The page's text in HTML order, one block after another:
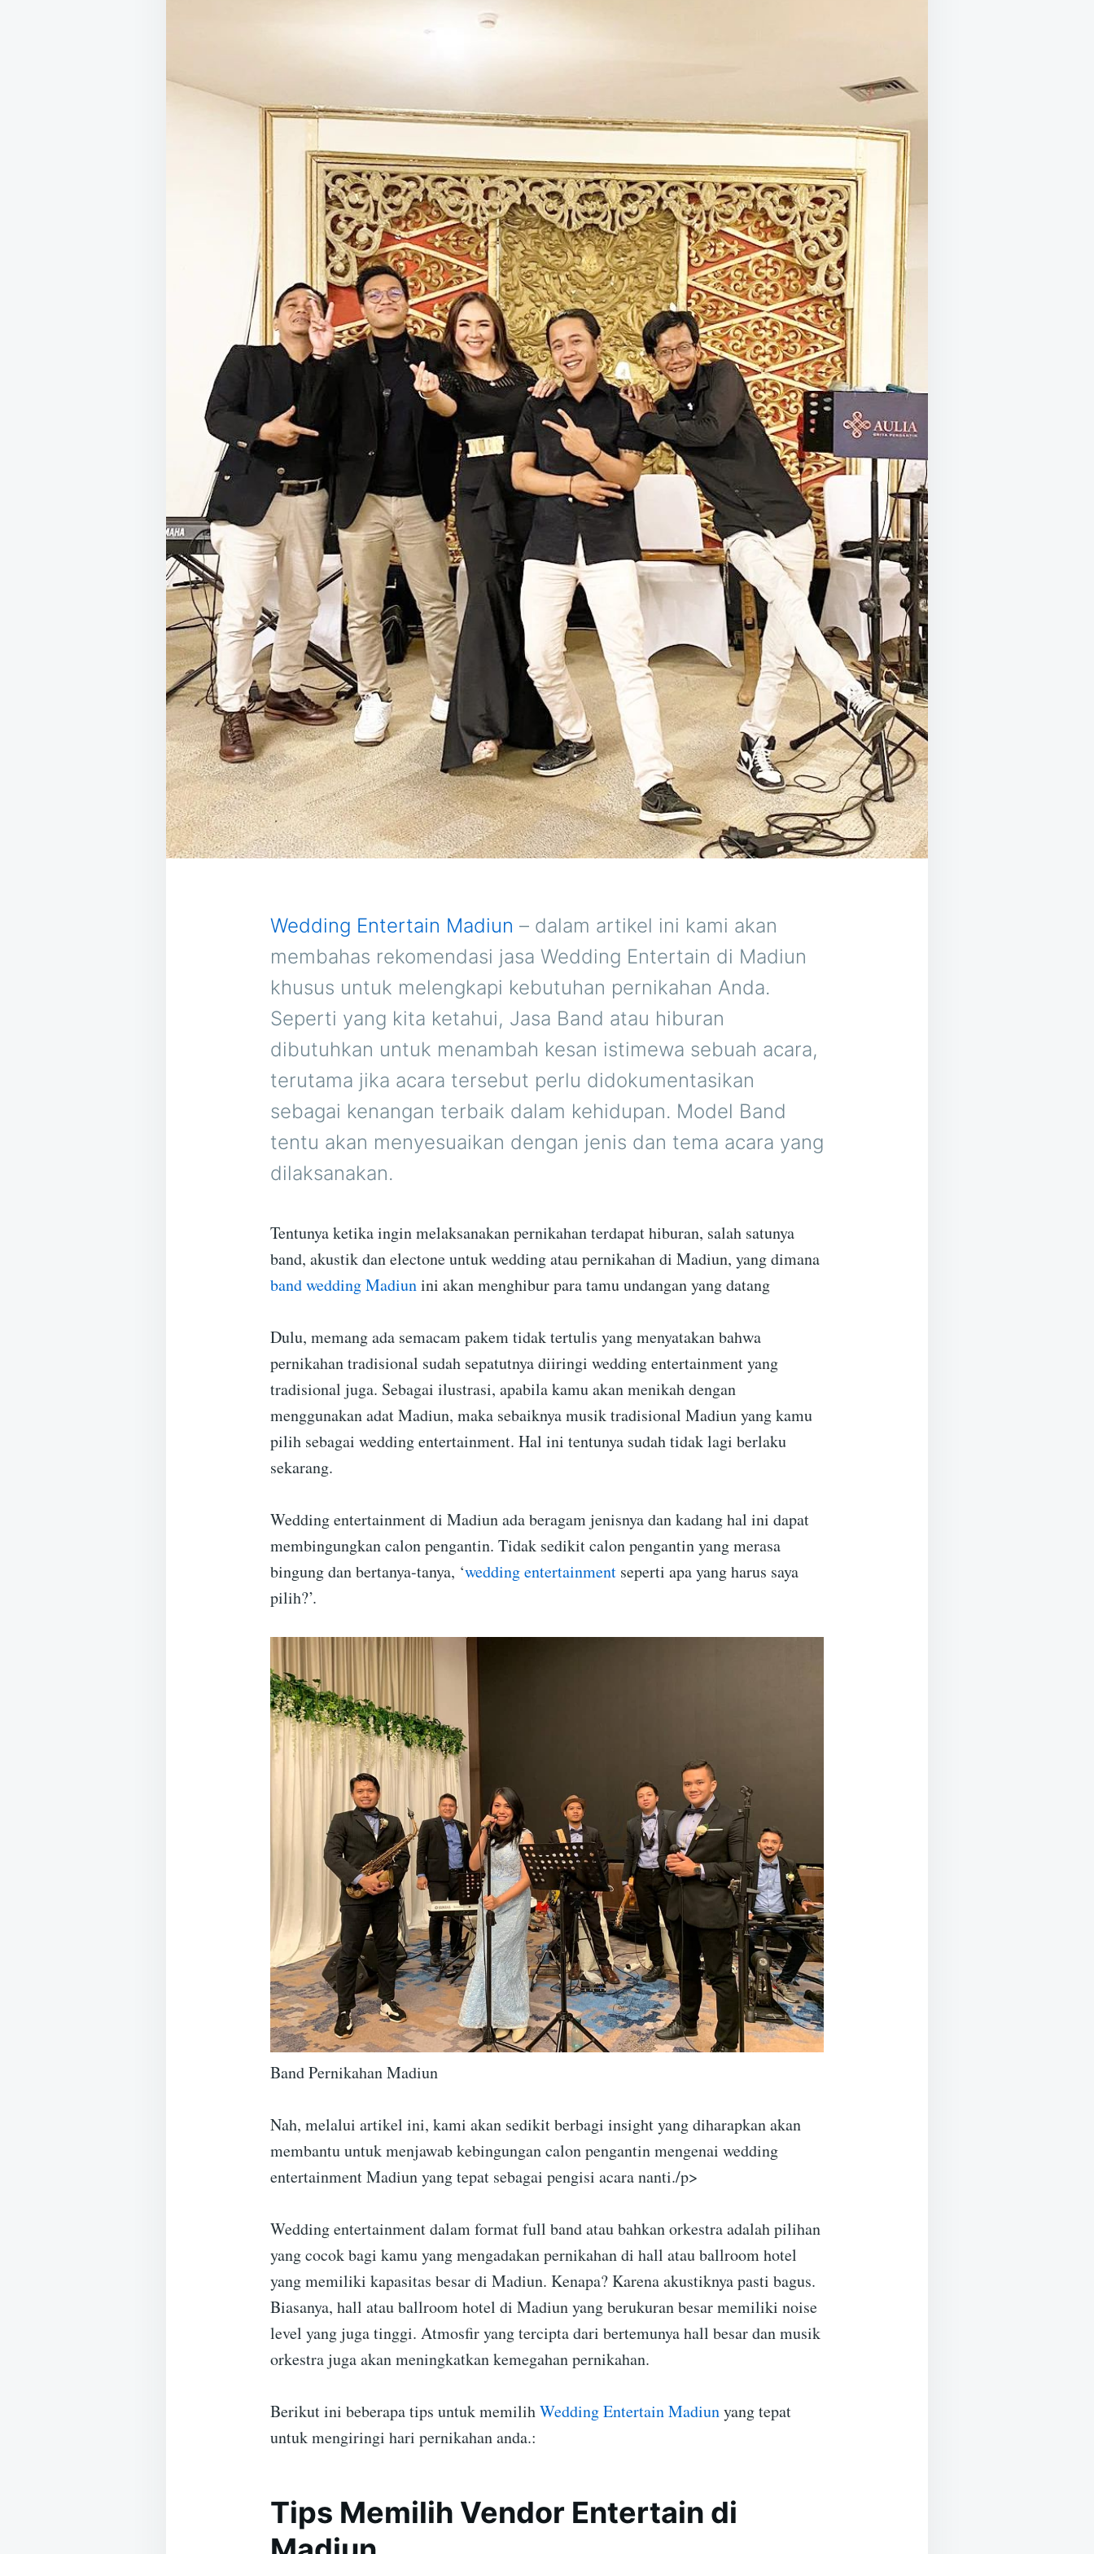
Wedding Entertain Madiun – dalam artikel ini kami akan
membahas rekomendasi jasa Wedding Entertain di Madiun
khusus untuk melengkapi kebutuhan pernikahan Anda.
Seperti yang kita ketahui, Jasa Band atau hiburan
dibutuhkan untuk menambah kesan istimewa sebuah acara,
terutama jika acara tersebut perlu didokumentasikan
sebagai kenangan terbaik dalam kehidupan. Model Band
tentu akan menyesuaikan dengan jenis dan tema acara yang
dilaksanakan.
Tentunya ketika ingin melaksanakan pernikahan terdapat hiburan, salah satunya
band, akustik dan electone untuk wedding atau pernikahan di Madiun, yang dimana
band wedding Madiunini akan menghibur para tamu undangan yang datang
Dulu, memang ada semacam pakem tidak tertulis yang menyatakan bahwa
pernikahan tradisional sudah sepatutnya diiringi wedding entertainment yang
tradisional juga. Sebagai ilustrasi, apabila kamu akan menikah dengan
menggunakan adat Madiun, maka sebaiknya musik tradisional Madiun yang kamu
pilih sebagai wedding entertainment. Hal ini tentunya sudah tidak lagi berlaku
sekarang.
Wedding entertainment di Madiun ada beragam jenisnya dan kadang hal ini dapat
membingungkan calon pengantin. Tidak sedikit calon pengantin yang merasa
bingung dan bertanya-tanya, ‘wedding entertainment seperti apa yang harus saya
pilih?’.
Band Pernikahan Madiun
Nah, melalui artikel ini, kami akan sedikit berbagi insight yang diharapkan akan
membantu untuk menjawab kebingungan calon pengantin mengenai wedding
entertainment Madiun yang tepat sebagai pengisi acara nanti./p>
Wedding entertainment dalam format full band atau bahkan orkestra adalah pilihan
yang cocok bagi kamu yang mengadakan pernikahan di hall atau ballroom hotel
yang memiliki kapasitas besar di Madiun. Kenapa? Karena akustiknya pasti bagus.
Biasanya, hall atau ballroom hotel di Madiun yang berukuran besar memiliki noise
level yang juga tinggi. Atmosfir yang tercipta dari bertemunya hall besar dan musik
orkestra juga akan meningkatkan kemegahan pernikahan.
Berikut ini beberapa tips untuk memilihWedding Entertain Madiunyang tepat
untuk mengiringi hari pernikahan anda.:
Tips Memilih Vendor Entertain di